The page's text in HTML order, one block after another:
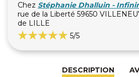
Chez Stéphanie Dhalluin -
rue de la Liberté 59650
de LILLE
5/5
DESCRIPTION